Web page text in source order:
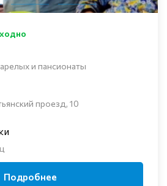
и пансионаты
проезд, 10
Подробнее